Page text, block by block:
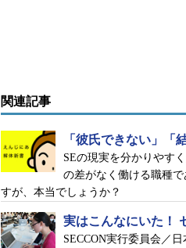
関連記事
「彼氏できない」「
SEの現実を分かりやす
の差がなく働ける職種
すが、本当でしょうか？
実はこんなにいた！
SECCON実行委員会／